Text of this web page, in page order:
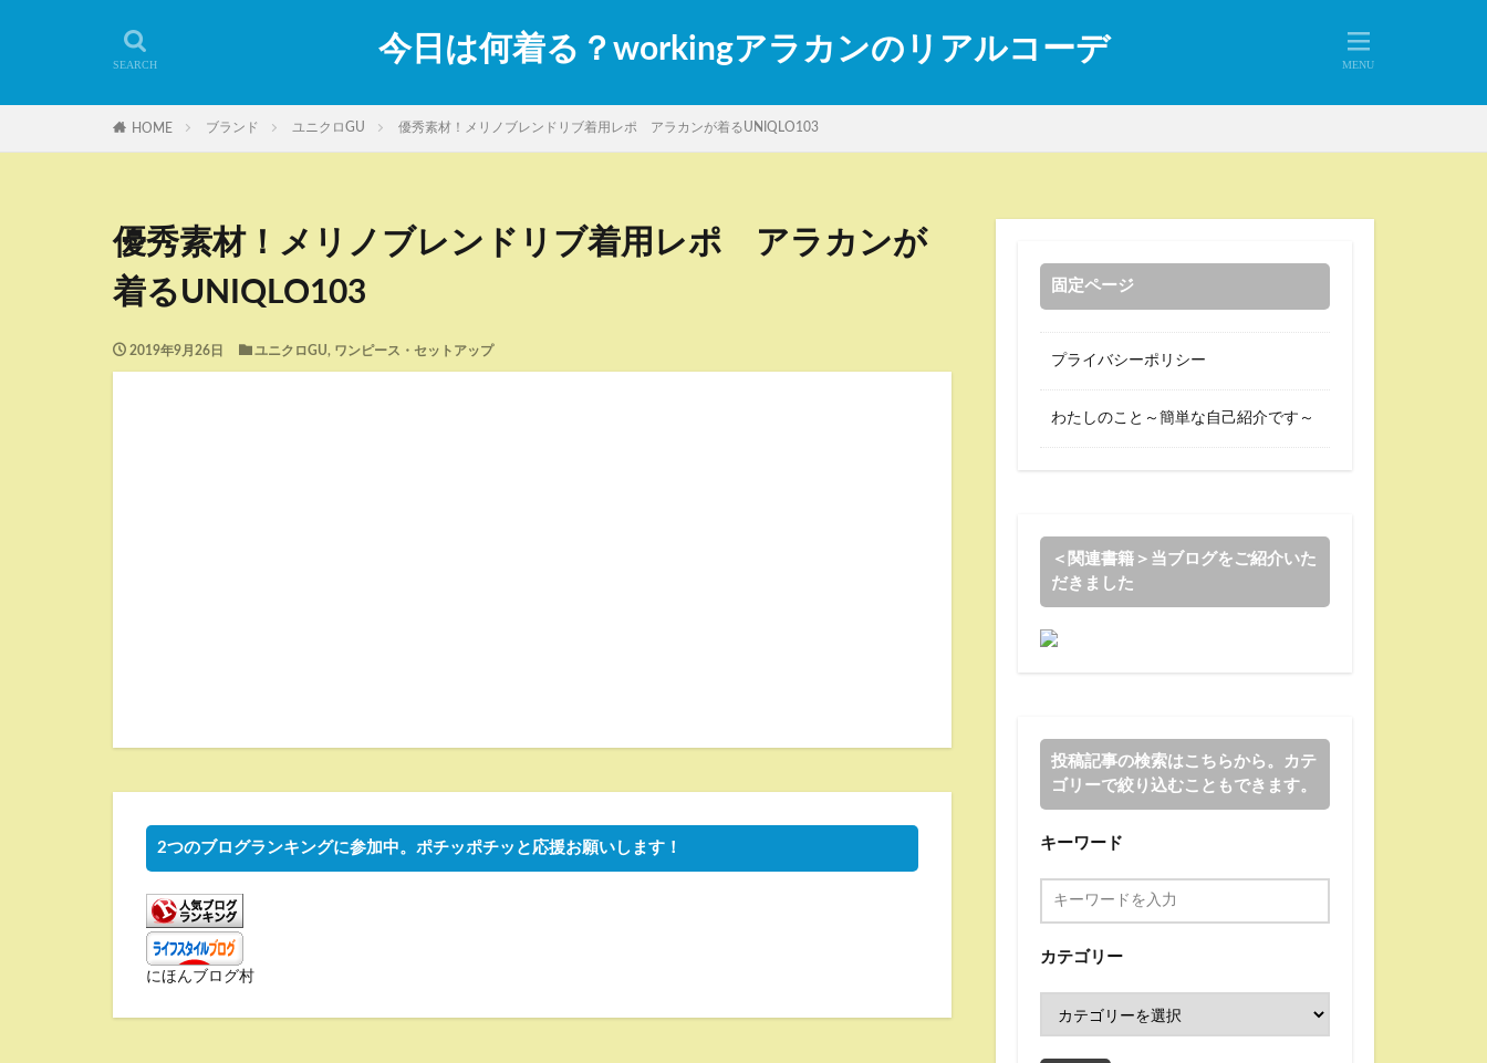
今日は何着る？workingアラカンのリアルコーデ
HOME ブランド ユニクロGU 優秀素材！メリノブレンドリブ着用レポ アラカンが着るUNIQLO103
優秀素材！メリノブレンドリブ着用レポ アラカンが
着るUNIQLO103
2019年9月26日 ユニクロGU, ワンピース・セットアップ
2つのブログランキングに参加中。ポチッポチッと応援お願いします！
にほんブログ村
固定ページ
プライバシーポリシー
わたしのこと～簡単な自己紹介です～
＜関連書籍＞当ブログをご紹介いた
だきました
投稿記事の検索はこちらから。カテ
ゴリーで絞り込むこともできます。
キーワード
カテゴリー